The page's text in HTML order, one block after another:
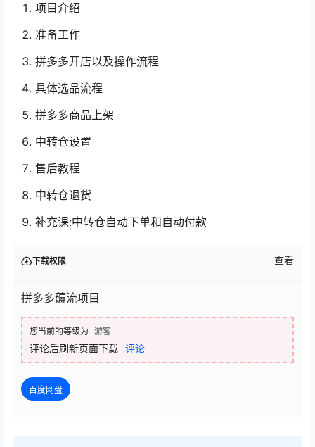
项目介绍
准备工作
拼多多开店以及操作流程
具体选品流程
拼多多商品上架
中转仓设置
售后教程
中转仓退货
补充课:中转仓自动下单和自动付款
下载权限 查看
拼多多薅流项目
您当前的等级为 游客
评论后刷新页面下载 评论
百度网盘